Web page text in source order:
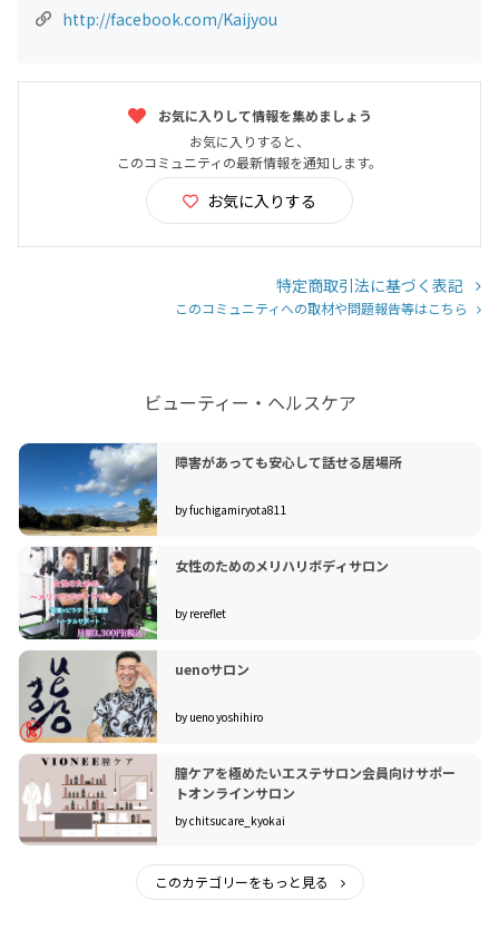
http://facebook.com/Kaijyou
お気に入りして情報を集めましょう
お気に入りすると、
このコミュニティの最新情報を通知します。
お気に入りする
特定商取引法に基づく表記
このコミュニティへの取材や問題報告等はこちら
ビューティー・ヘルスケア
障害があっても安心して話せる居場所
by fuchigamiryota811
女性のためのメリハリボディサロン
by rereflet
uenoサロン
by ueno yoshihiro
膣ケアを極めたいエステサロン会員向けサポー
トオンラインサロン
by chitsucare_kyokai
このカテゴリーをもっと見る